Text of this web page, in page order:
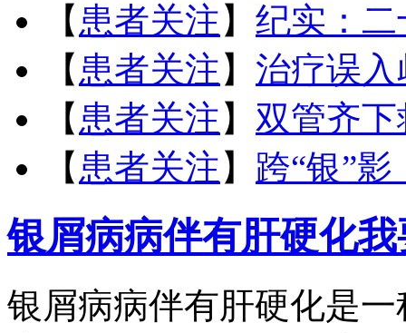
【 患者关注 】 纪实：
【 患者关注 】 治疗误
【 患者关注 】 双管齐
【 患者关注 】 跨“银”
银屑病病伴有肝硬化我
银屑病病伴有肝硬化是